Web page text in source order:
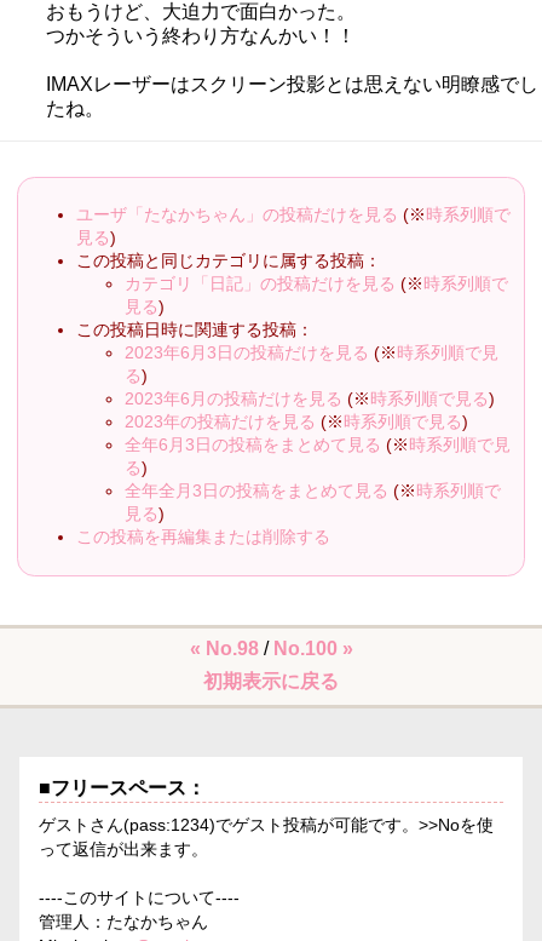
おもうけど、大迫力で面白かった。
つかそういう終わり方なんかい！！
IMAXレーザーはスクリーン投影とは思えない明瞭感でし
たね。
ユーザ「たなかちゃん」の投稿だけを見る (※時系列順で
見る)
この投稿と同じカテゴリに属する投稿：
カテゴリ「日記」の投稿だけを見る (※時系列順で
見る)
この投稿日時に関連する投稿：
2023年6月3日の投稿だけを見る (※時系列順で見
る)
2023年6月の投稿だけを見る (※時系列順で見る)
2023年の投稿だけを見る (※時系列順で見る)
全年6月3日の投稿をまとめて見る (※時系列順で見
る)
全年全月3日の投稿をまとめて見る (※時系列順で
見る)
この投稿を再編集または削除する
« No.98 / No.100 »
初期表示に戻る
■フリースペース：
ゲストさん(pass:1234)でゲスト投稿が可能です。>>Noを使
って返信が出来ます。
----このサイトについて----
管理人：たなかちゃん